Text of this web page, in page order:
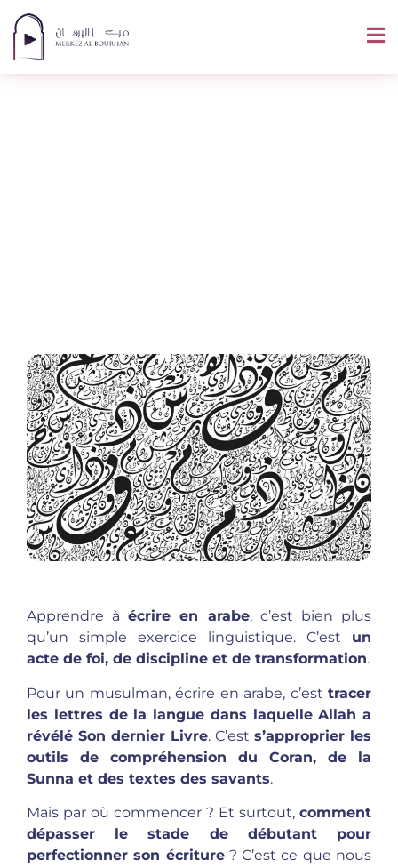
Apprendre àécrire en arabe, c’est bien plus
qu’un simple exercice linguistique. C’est un
acte de foi, de discipline et de transformation.
Pour un musulman, écrire en arabe, c’est tracer
les lettres de la langue dans laquelle Allah a
révélé Son dernier Livre. C’est s’approprier les
outils de compréhension du Coran, de la
Sunna et des textes des savants.
Mais par où commencer ? Et surtout, comment
dépasser le stade de débutant pour
perfectionner son écriture? C’est ce que nous